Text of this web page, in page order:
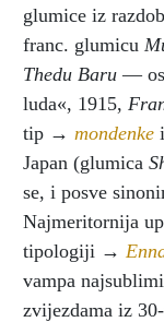
glumice iz
franc. glumicu
Thedu Baru —
luda«, 1915,
tip → mondenke
Japan (glumica
se, i posve
Najmeritornija
tipologiji →
vampa
zvijezdama iz